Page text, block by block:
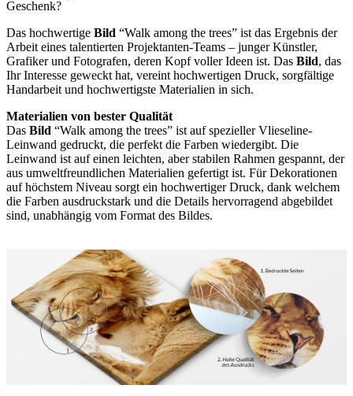
Geschenk?
Das hochwertige Bild “Walk among the trees” ist das Ergebnis der
Arbeit eines talentierten Projektanten-Teams – junger Künstler,
Grafiker und Fotografen, deren Kopf voller Ideen ist. Das Bild, das
Ihr Interesse geweckt hat, vereint hochwertigen Druck, sorgfältige
Handarbeit und hochwertigste Materialien in sich.
Materialien von bester Qualität
Das Bild “Walk among the trees” ist auf spezieller Vlieseline-
Leinwand gedruckt, die perfekt die Farben wiedergibt. Die
Leinwand ist auf einen leichten, aber stabilen Rahmen gespannt, der
aus umweltfreundlichen Materialien gefertigt ist. Für Dekorationen
auf höchstem Niveau sorgt ein hochwertiger Druck, dank welchem
die Farben ausdruckstark und die Details hervorragend abgebildet
sind, unabhängig vom Format des Bildes.